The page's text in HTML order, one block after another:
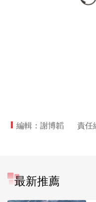
編輯：謝博韜 責任
最新推薦